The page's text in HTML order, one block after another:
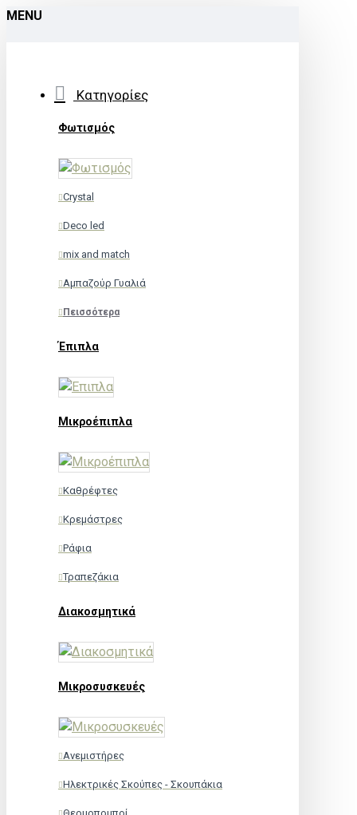
MENU
Κατηγορίες
Φωτισμός
Crystal
Deco led
mix and match
Αμπαζούρ Γυαλιά
Πεισσότερα
Έπιπλα
Μικροέπιπλα
Καθρέφτες
Κρεμάστρες
Ράφια
Τραπεζάκια
Διακοσμητικά
Μικροσυσκευές
Ανεμιστήρες
Ηλεκτρικές Σκούπες - Σκουπάκια